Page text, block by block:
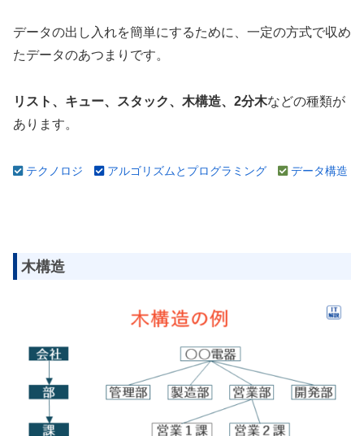
データの出し入れを簡単にするために、一定の方式で収め
たデータのあつまりです。
リスト、キュー、スタック、木構造、2分木などの種類が
あります。
テクノロジ アルゴリズムとプログラミング データ構造
木構造